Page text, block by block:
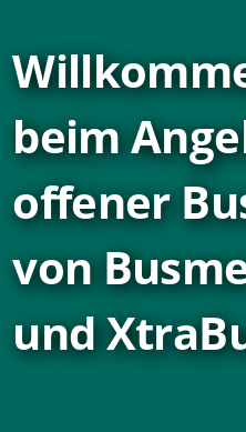
beim
offener
von
und